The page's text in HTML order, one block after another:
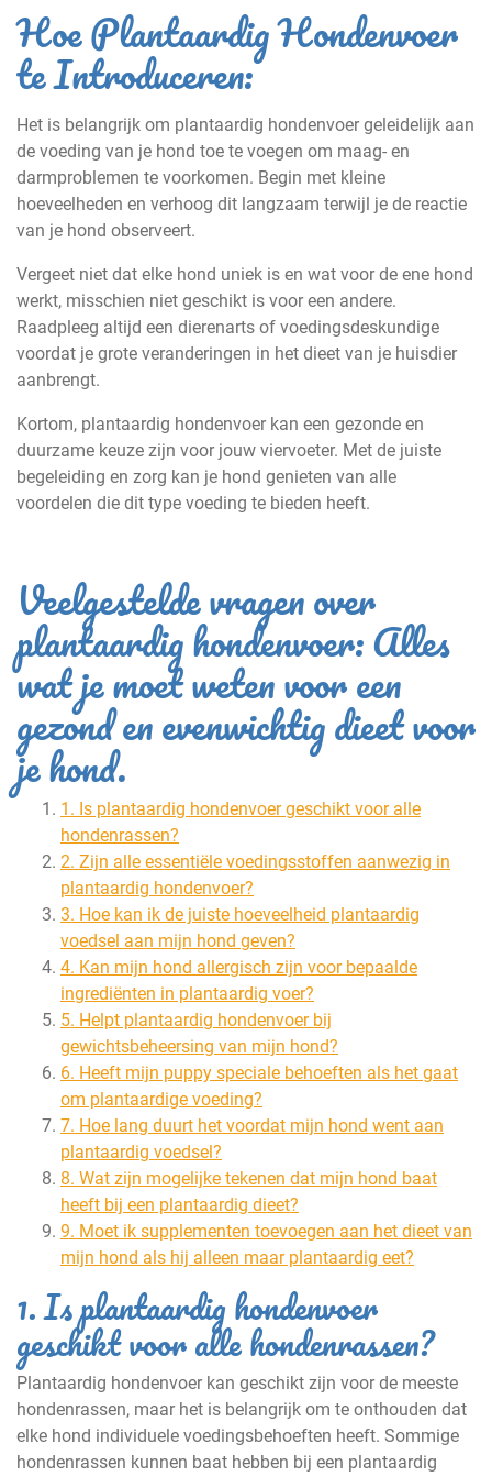
Hoe Plantaardig Hondenvoer
te Introduceren:
Het is belangrijk om plantaardig hondenvoer geleidelijk aan
de voeding van je hond toe te voegen om maag- en
darmproblemen te voorkomen. Begin met kleine
hoeveelheden en verhoog dit langzaam terwijl je de reactie
van je hond observeert.
Vergeet niet dat elke hond uniek is en wat voor de ene hond
werkt, misschien niet geschikt is voor een andere.
Raadpleeg altijd een dierenarts of voedingsdeskundige
voordat je grote veranderingen in het dieet van je huisdier
aanbrengt.
Kortom, plantaardig hondenvoer kan een gezonde en
duurzame keuze zijn voor jouw viervoeter. Met de juiste
begeleiding en zorg kan je hond genieten van alle
voordelen die dit type voeding te bieden heeft.
Veelgestelde vragen over
plantaardig hondenvoer: Alles
wat je moet weten voor een
gezond en evenwichtig dieet voor
je hond.
1. Is plantaardig hondenvoer geschikt voor alle
hondenrassen?
2. Zijn alle essentiële voedingsstoffen aanwezig in
plantaardig hondenvoer?
3. Hoe kan ik de juiste hoeveelheid plantaardig
voedsel aan mijn hond geven?
4. Kan mijn hond allergisch zijn voor bepaalde
ingrediënten in plantaardig voer?
5. Helpt plantaardig hondenvoer bij
gewichtsbeheersing van mijn hond?
6. Heeft mijn puppy speciale behoeften als het gaat
om plantaardige voeding?
7. Hoe lang duurt het voordat mijn hond went aan
plantaardig voedsel?
8. Wat zijn mogelijke tekenen dat mijn hond baat
heeft bij een plantaardig dieet?
9. Moet ik supplementen toevoegen aan het dieet van
mijn hond als hij alleen maar plantaardig eet?
1. Is plantaardig hondenvoer
geschikt voor alle hondenrassen?
Plantaardig hondenvoer kan geschikt zijn voor de meeste
hondenrassen, maar het is belangrijk om te onthouden dat
elke hond individuele voedingsbehoeften heeft. Sommige
hondenrassen kunnen baat hebben bij een plantaardig